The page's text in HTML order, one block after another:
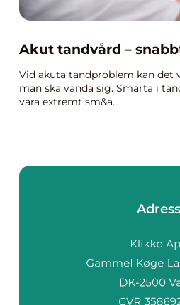
Akut tandvård –
Vid akuta tandproblem kan det
man ska vända sig. Smärta i
vara extremt sm&a...
Adress